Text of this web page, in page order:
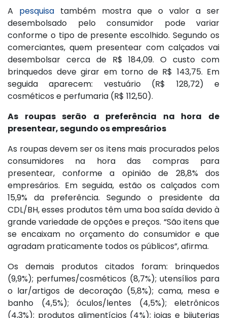
A pesquisa também mostra que o valor a ser
desembolsado pelo consumidor pode variar
conforme o tipo de presente escolhido. Segundo os
comerciantes, quem presentear com calçados vai
desembolsar cerca de R$ 184,09. O custo com
brinquedos deve girar em torno de R$ 143,75. Em
seguida aparecem: vestuário (R$ 128,72) e
cosméticos e perfumaria (R$ 112,50).
As roupas serão a preferência na hora de
presentear, segundo os empresários
As roupas devem ser os itens mais procurados pelos
consumidores na hora das compras para
presentear, conforme a opinião de 28,8% dos
empresários. Em seguida, estão os calçados com
15,9% da preferência. Segundo o presidente da
CDL/BH, esses produtos têm uma boa saída devido à
grande variedade de opções e preços. “São itens que
se encaixam no orçamento do consumidor e que
agradam praticamente todos os públicos”, afirma.
Os demais produtos citados foram: brinquedos
(9,9%); perfumes/cosméticos (8,7%); utensílios para
o lar/artigos de decoração (5,8%); cama, mesa e
banho (4,5%); óculos/lentes (4,5%); eletrônicos
(4,3%); produtos alimentícios (4%); joias e bijuterias